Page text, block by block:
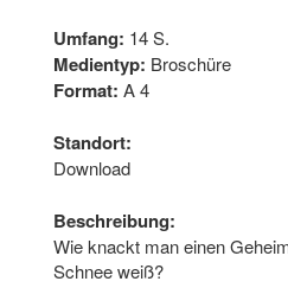
Umfang: 14 S.
Medientyp: Broschüre
Format: A 4
Standort:
Download
Beschreibung:
Wie knackt man einen
Schnee weiß?